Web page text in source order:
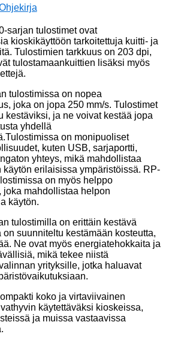
sarjan tulostimet ovat
kioskikäyttöön tarkoitettuja kuitti- ja
Tulostimien tarkkuus on 203 dpi,
tulostamaankuittien lisäksi myös
tulostimissa on nopea
joka on jopa 250 mm/s. Tulostimet
kestäviksi, ja ne voivat kestää jopa
yhdellä
on monipuoliset
kuten USB, sarjaportti,
yhteys, mikä mahdollistaa
käytön erilaisissa ympäristöissä. RP-
on myös helppo
joka mahdollistaa helpon
käytön.
tulostimilla on erittäin kestävä
on suunniteltu kestämään kosteutta,
Ne ovat myös energiatehokkaita ja
mikä tekee niistä
yrityksille, jotka haluavat
koko ja virtaviivainen
käytettäväksi kioskeissa,
ja muissa vastaavissa